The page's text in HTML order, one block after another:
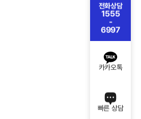
전화상담
1555
-
6997
카카오톡
빠른 상담